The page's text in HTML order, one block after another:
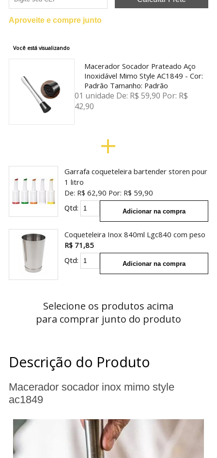
Aproveite e compre junto
Você está visualizando
Macerador Socador Prateado Aço
Inoxidável Mimo Style AC1849 - Cor:
Padrão Tamanho: Padrão
01 unidade De: R$ 59,90 Por: R$
42,90
+
Garrafa coqueteleira bartender storen pour
1 litro
De: R$ 62,90 Por: R$ 59,90
Qtd:
Adicionar na compra
Coqueteleira Inox 840ml Lgc840 com peso
R$ 71,85
Qtd:
Adicionar na compra
Selecione os produtos acima
para comprar junto do produto
Descrição do Produto
Macerador socador inox mimo style
ac1849